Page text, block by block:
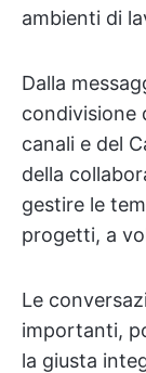
ambienti di
Dalla
condivisione
canali e del
della
gestire le
progetti, a
Le
importanti,
la giusta